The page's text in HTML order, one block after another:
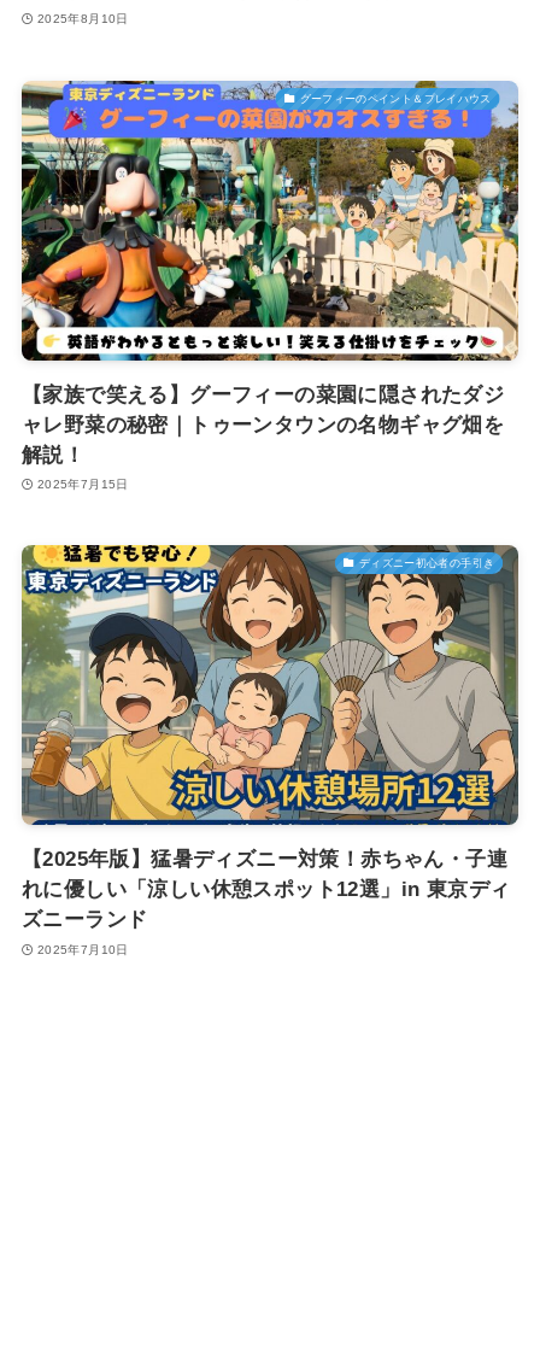
2025年8月10日
グーフィーのペイント＆プレイハウス
【家族で笑える】グーフィーの菜園に隠されたダジ
ャレ野菜の秘密｜トゥーンタウンの名物ギャグ畑を
解説！
2025年7月15日
ディズニー初心者の手引き
【2025年版】猛暑ディズニー対策！赤ちゃん・子連
れに優しい「涼しい休憩スポット12選」in 東京ディ
ズニーランド
2025年7月10日